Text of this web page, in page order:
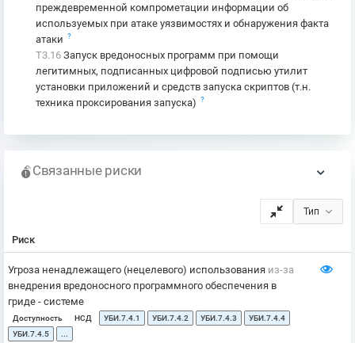
преждевременной компрометации информации об
используемых при атаке уязвимостях и обнаружения факта
атаки ?
T3.16 Запуск вредоносных программ при помощи
легитимных, подписанных цифровой подписью утилит
установки приложений и средств запуска скриптов (т.н.
техника проксирования запуска) ?
Связанные риски
Тип
Риск
Угроза ненадлежащего (нецелевого) использования из-за
внедрения вредоносного программного обеспечения в
гриде - системе
Доступность НСД УБИ.7.4.1 УБИ.7.4.2 УБИ.7.4.3
УБИ.7.4.4
УБИ.7.4.5
...